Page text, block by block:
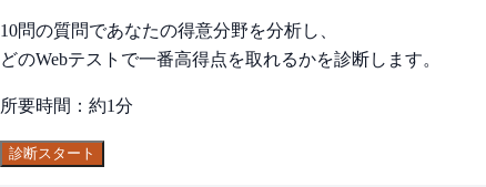
10問の質問であなたの得意分野を分析し、
どのWebテストで一番高得点を取れるかを診断します。
所要時間：約1分
診断スタート